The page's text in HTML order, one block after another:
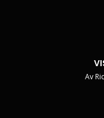
Av